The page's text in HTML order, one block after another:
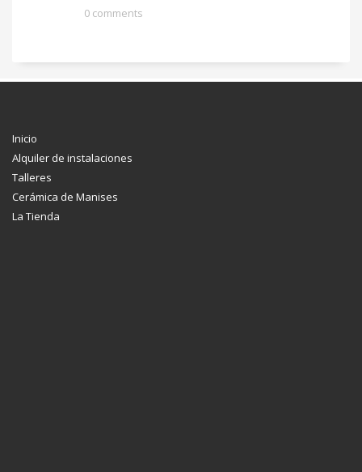
0 comments
Inicio
Alquiler de instalaciones
Talleres
Cerámica de Manises
La Tienda